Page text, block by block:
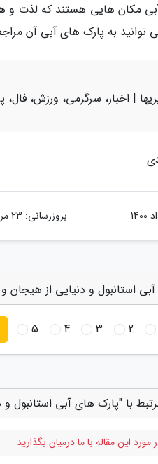
مکان هایی هستند که لذت و
توانید به پارک های آبی آن
| اخبار، سرگرمی، ورزش،
بروزرسانی: 23 مرداد 1400
استانبول و دنیایی از هیجان
2
3
4
5
با "پارک های آبی استانبول
مورد این مقاله با ما درمیان بگذارید